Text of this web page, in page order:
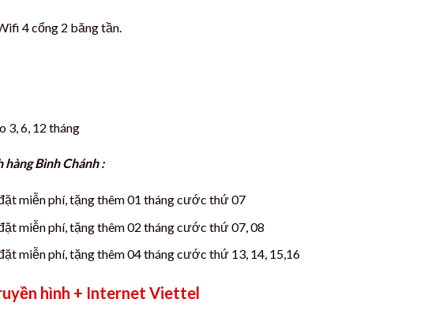
4 cổng 2 băng tần.
3, 6, 12 tháng
Bình Chánh :
miễn phí, tặng thêm 01 tháng cước thứ 07
miễn phí, tặng thêm 02 tháng cước thứ 07, 08
miễn phí, tặng thêm 04 tháng cước thứ 13, 14, 15,16
hình + Internet Viettel